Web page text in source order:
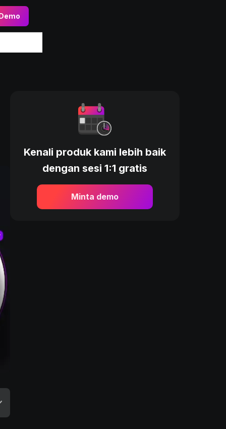
Kenali produk kami lebih baik
dengan sesi 1:1 gratis
Minta demo